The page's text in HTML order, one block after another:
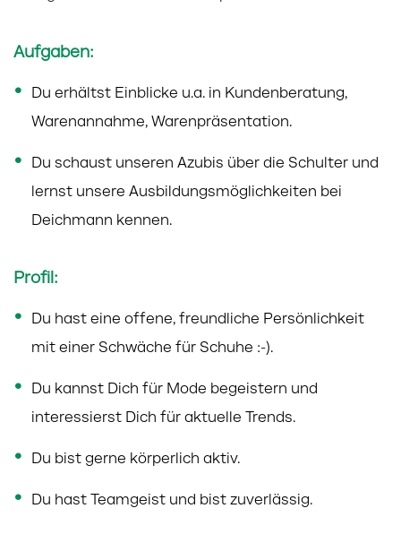
Aufgaben:
Du erhältst Einblicke u.a. in Kundenberatung,
Warenannahme, Warenpräsentation.
Du schaust unseren Azubis über die Schulter und
lernst unsere Ausbildungsmöglichkeiten bei
Deichmann kennen.
Profil:
Du hast eine offene, freundliche Persönlichkeit
mit einer Schwäche für Schuhe :-).
Du kannst Dich für Mode begeistern und
interessierst Dich für aktuelle Trends.
Du bist gerne körperlich aktiv.
Du hast Teamgeist und bist zuverlässig.